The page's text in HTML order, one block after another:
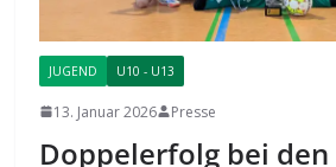
JUGEND U10 - U13
13. Januar 2026 Presse
Doppelerfolg bei den